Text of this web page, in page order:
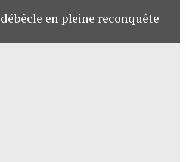
en pleine reconquête